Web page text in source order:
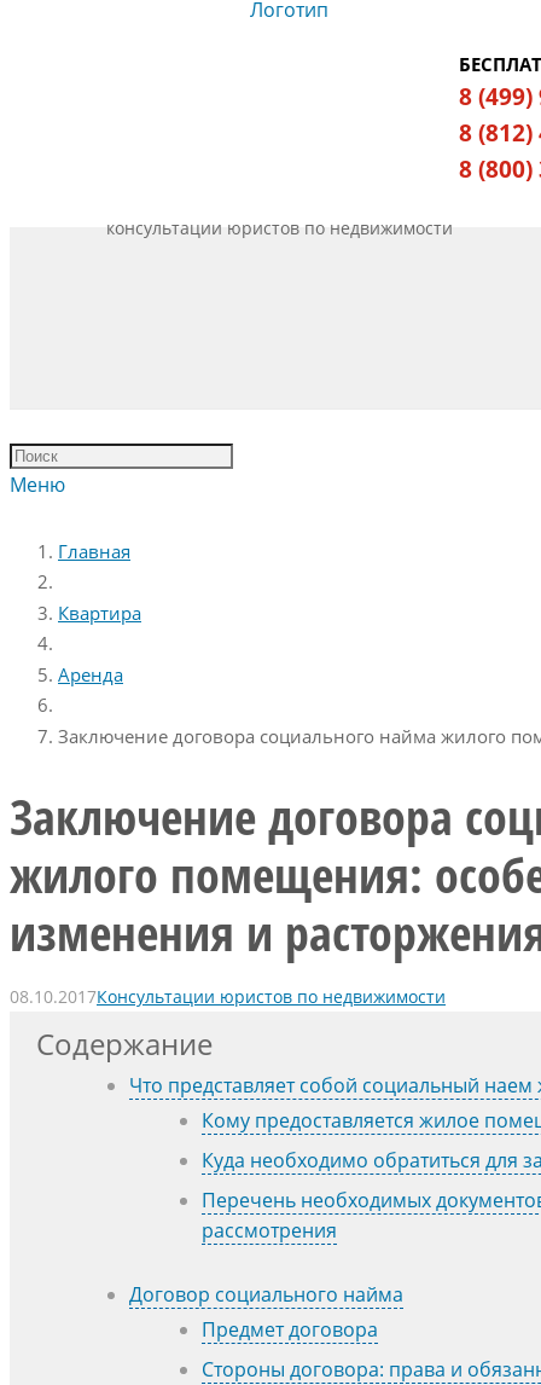
консультации юристов по недвижимости
8 (499)
8 (812)
8 (800)
Меню
Главная
Квартира
Аренда
Заключение договора социального найма жилого
Заключение договора
жилого помещения:
изменения и
08.10.2017Консультации юристов по недвижимости
Содержание
Что представляет собой социальный наем
Кому предоставляется жилое
Куда необходимо обратиться для
Перечень необходимых
рассмотрения
Договор социального найма
Предмет договора
Стороны договора: права и